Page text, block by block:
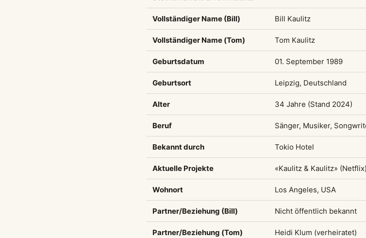
Vollständiger Name (Bill) Bill Kaulitz
Vollständiger Name (Tom) Tom Kaulitz
Geburtsdatum 01. September 1989
Geburtsort Leipzig, Deutschland
Alter 34 Jahre (Stand 2024)
Beruf Sänger, Musiker,
Bekannt durch Tokio Hotel
Aktuelle Projekte «Kaulitz & Kaulitz»
Wohnort Los Angeles, USA
Partner/Beziehung (Bill) Nicht öffentlich bekannt
Partner/Beziehung (Tom) Heidi Klum (verheiratet)